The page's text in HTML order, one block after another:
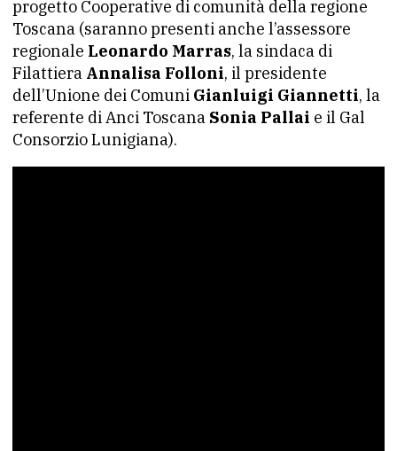
progetto Cooperative di comunità della regione
Toscana (saranno presenti anche l’assessore
regionale Leonardo Marras, la sindaca di
Filattiera Annalisa Folloni, il presidente
dell’Unione dei Comuni Gianluigi Giannetti, la
referente di Anci Toscana Sonia Pallai e il Gal
Consorzio Lunigiana).